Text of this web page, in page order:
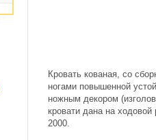
Кровать кованая, со
ногами повышенной
ножным декором
кровати дана на
2000.